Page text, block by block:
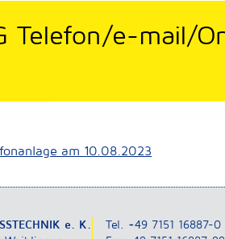
Telefon/e-mail/
unseres Internet-Anschlusses vor!
bereits an der Behebung der
am 10.08.2023
e. K.
Tel. +49 7151 16887-0